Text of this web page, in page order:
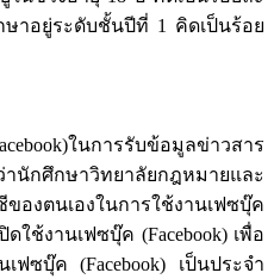
าอยู่ระดับชั้นปีที่ 1 คิดเป็นร้อย
ในการรับข้อมูลข่าวสาร
นักศึกษาวิทยาลัยกฎหมายและ
งตนเองในการใช้งานเฟซบุ๊ค
ใช้งานเฟซบุ๊ค (Facebook) เพื่อ
ฟซบุ๊ค (Facebook) เป็นประจำ